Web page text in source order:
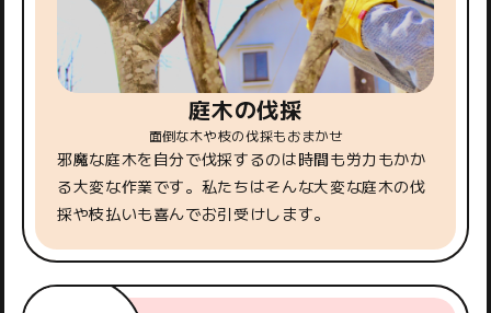
庭木の伐採
面倒な木や枝の伐採もおまかせ
邪魔な庭木を自分で伐採するのは時間も労力もかか
る大変な作業です。私たちはそんな大変な庭木の伐
採や枝払いも喜んでお引受けします。